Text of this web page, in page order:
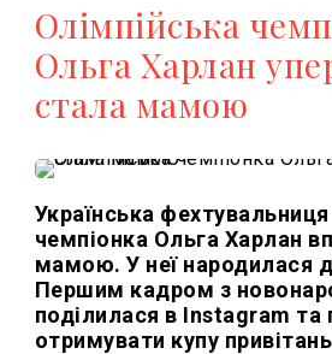
Олімпійська
Ольга Харлан
стала мамою
Українська
чемпіонка Ольга Харлан
мамою. У неї народилася
Першим кадром з
поділилася в Instagram та
отримувати купу привітань